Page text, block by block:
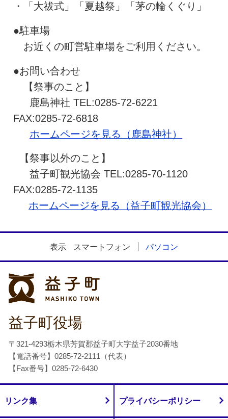
・「大祓式」「夏越祭」「茅の輪くぐり」
●駐車場
お近くの町営駐車場をご利用ください。
●お問い合わせ
【祭事のこと】
鹿島神社 TEL:0285-72-6221
FAX:0285-72-6818
ホームページを見る（鹿島神社）
【祭事以外のこと】
益子町観光協会 TEL:0285-70-1120
FAX:0285-72-1135
ホームページを見る（益子町観光協会）
表示 スマートフォン パソコン
益子町役場
〒321-4293栃木県芳賀郡益子町大字益子2030番地
【電話番号】0285-72-2111（代表）
【Fax番号】0285-72-6430
リンク集 プライバシーポリシー